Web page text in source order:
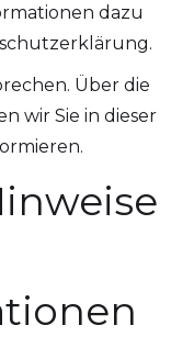
dazu
Über die
wir Sie in dieser